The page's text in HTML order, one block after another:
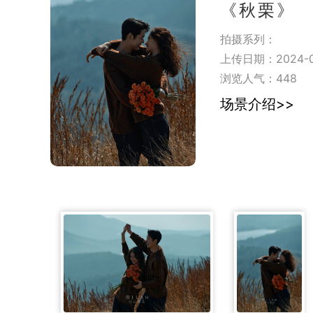
《秋栗》
拍摄系列：
上传日期：
浏览人气： 448
场景介绍>>